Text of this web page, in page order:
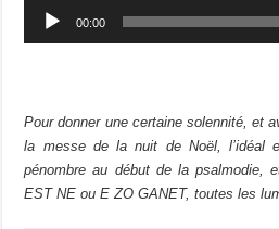
Lecteur
audio
00:00
Pour donner une certaine solennité, et
la messe de la nuit de Noël, l’idéal
pénombre au début de la psalmodie,
EST NE ou E ZO GANET, toutes les